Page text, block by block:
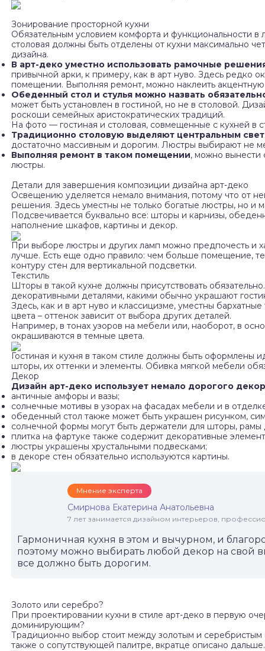
Зонирование просторной кухни
Обязательным условием комфорта и функциональности в
столовая должны быть отделены от кухни максимально
дизайна.
В арт-деко уместно использовать рамочные
привычной арки, к примеру, как в арт нуво. Здесь редко
помещении. Выполняя ремонт, можно наклеить
Обеденный стол и стулья можно назвать
может быть установлен в гостиной, но не в столовой.
роскоши семейных аристократических традиций.
На фото — гостиная и столовая, совмещенные с кухней в
Традиционно столовую выделяют центральным
достаточно массивным и дорогим. Люстры выбирают не
Выполняя ремонт в таком помещении, можно вынести
люстры.
Детали для завершения композиции дизайна арт-деко
Освещению уделяется немало внимания, потому что от
решения. Здесь уместны не только богатые люстры, но и
Подсвечивается буквально все: шторы и карнизы,
наполнение шкафов, картины и декор.
При выборе люстры и других ламп можно предпочесть и
лучше. Есть еще одно правило: чем больше помещение,
контуру стен для вертикальной подсветки.
Текстиль
Шторы в такой кухне должны присутствовать
декоративными деталями, какими обычно украшают
Здесь, как и в арт нуво и классицизме, уместны
цвета – оттенок зависит от выбора других деталей.
Например, в тонах узоров на мебели или, наоборот, в
окрашиваются в темные цвета.
Гостиная и кухня в таком стиле должны быть оформлены
шторы, их оттенки и элементы. Обивка мягкой мебели
Декор
Дизайн арт-деко использует немало дорогого
античные амфоры и вазы;
солнечные мотивы в узорах на фасадах мебели и в
обеденный стол также может быть украшен рисунком,
солнечной формы могут быть держатели для шторы, рамы
плитка на фартуке также содержит декоративные
люстры украшены хрустальными подвесками;
в декоре стен обязательно используются картины.
Мнение эксперта
Смирнова Екатерина Анатольевна
7 лет занимается дизайном интерьеров,
Гармоничная кухня в этом и вычурном, и
поэтому можно выбирать любой декор на свой
все должно быть дорогим.
Золото или серебро?
При проектировании кухни в стиле арт-деко в первую
доминирующим?
Традиционно выбор стоит между золотым и серебристым
также о сопутствующей палитре, вкратце описано дальше.